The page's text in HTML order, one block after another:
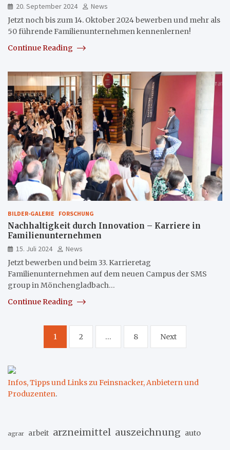
20. September 2024
News
Jetzt noch bis zum 14. Oktober 2024 bewerben und mehr als
50 führende Familienunternehmen kennenlernen!
Continue Reading
BILDER-GALERIE FORSCHUNG
Nachhaltigkeit durch Innovation – Karriere in
Familienunternehmen
15. Juli 2024
News
Jetzt bewerben und beim 33. Karrieretag
Familienunternehmen auf dem neuen Campus der SMS
group in Mönchengladbach…
Continue Reading
Seitennummerierung
Beiträge
1 2 … 8 Next
Infos, Tipps und Links zu Feinsnacker, Anbietern und
Produzenten.
agrar arbeit arzneimittel auszeichnung auto